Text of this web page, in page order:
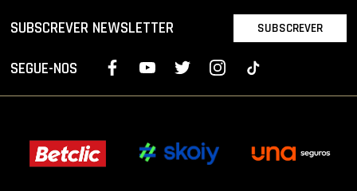
SUBSCREVER NEWSLETTER SUBSCREVER
SEGUE-NOS